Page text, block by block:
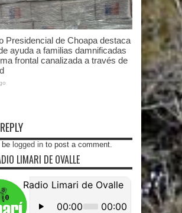
Presidencial de Choapa destaca
ayuda a familias damnificadas
frontal canalizada a través de
be logged in to post a comment.
LIMARI DE OVALLE